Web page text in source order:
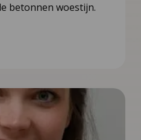
betonnen woestijn.